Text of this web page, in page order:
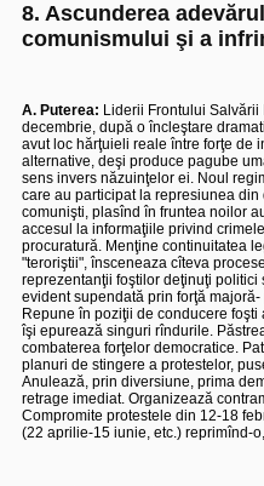
8. Ascunderea
comunismului şi a
A. Puterea: Liderii Frontului
decembrie, după o încleştare
avut loc hărţuieli reale între forţe de
alternative, deşi produce pagube
sens invers năzuinţelor ei. Noul
care au participat la represiunea
comunişti, plasînd în fruntea noilor
accesul la informaţiile privind
procuratură. Menţine continuitatea
"teroriştii", însceneaza cîteva
reprezentanţii foştilor deţinuţi
evident supendată prin forţă
Repune în poziţii de conducere
îşi epurează singuri rîndurile.
combaterea forţelor democratice.
planuri de stingere a protestelor,
Anulează, prin diversiune, prima
retrage imediat. Organizează
Compromite protestele din 12-18
(22 aprilie-15 iunie, etc.) reprimînd-